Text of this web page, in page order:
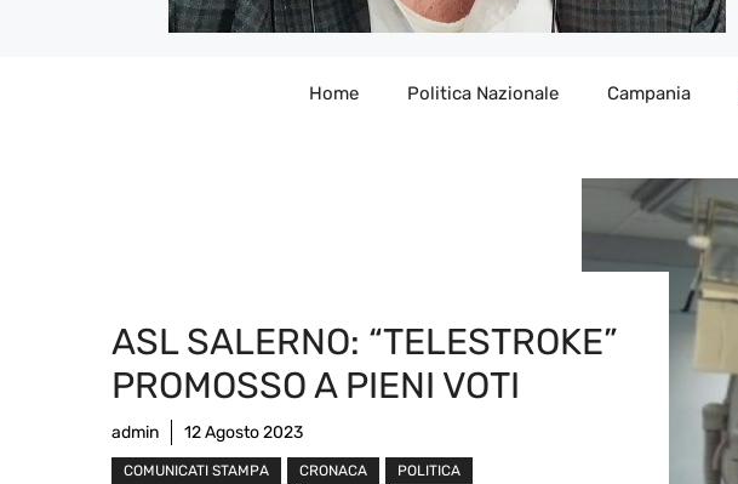
Home Politica Nazionale Campania
ASL SALERNO: “TELESTROKE”
PROMOSSO A PIENI VOTI
admin 12 Agosto 2023
COMUNICATI STAMPA CRONACA
POLITICA